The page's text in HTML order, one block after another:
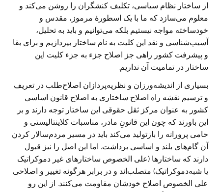
از ساختار نظام سیاسی، تکلیف کنشگران را روشن می‌کند و
معلوم می‌سازد که ما با یک اسطورۀ مرموز، مقدس و
خودساخته مواجه نیستیم بلکه می‌توانیم و باید به تحلیل،
آسیب‌شناسی و نقد این کلیت به نام ساختار بپردازیم و برای بقا
و پیشرفت کشور راهی جز اصلاح جزء به جزء کلیت این
ساختار در تمامیت آن نداریم.
بسیاری از اندیشه‌ورزان و نظریه‌پردازان اصلاح‌طلب در تعریف
و ترسیم نقشه راه اصلاح ساختاری به اصلاح قانون اساسی
کشور به عنوان مرکز ثقل حقوقی این ساختار توجه دارند و بر
این باورند که چون این قانونِ مادر، مناسبات کلاینتالیستی و
حامی پرورانه را بازتولید می‌کند باید در مسیر مردم‌سالار کردن
آن گام‌های بلند و اساسی برداشت. اما این اصل را نیز قبول
دارند که ساختارها (علی الخصوص ساختارهای غیر دموکراتیک
یا شبه‌دموکراتیک) متصلب‌اند و در برابر هرگونه تغییر و اصلاحی
علی الخصوص اصلاح خودشان مقاومت می‌کنند. از این رو